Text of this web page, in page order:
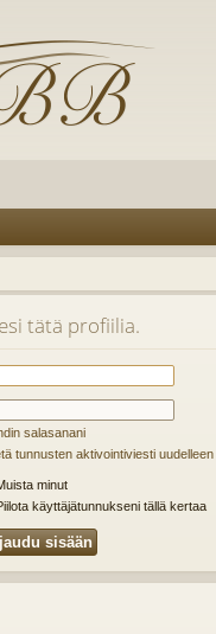
tätä profiilia.
salasanani
tunnusten aktivointiviesti uudelleen
minut
käyttäjätunnukseni tällä kertaa